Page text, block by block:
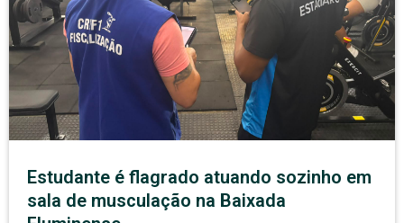
Estudante é flagrado atuando sozinho em
sala de musculação na Baixada